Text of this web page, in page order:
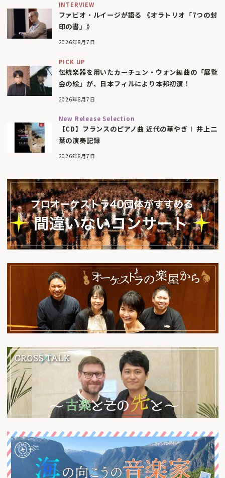
INTERVIEW
ファビオ・ルイージが語る 《オラトリオ「7つの封
印の書」》
2026年8月7日
PICK UP
伝統楽器を用いたカーチュン・ウォン編曲の「展覧
会の絵」が、日本フィルにより本邦初演！
2026年8月7日
New Release Selection
【CD】フランスのピアノ曲 近代の華やぎⅠ 井上二
葉の演奏記録
2026年8月7日